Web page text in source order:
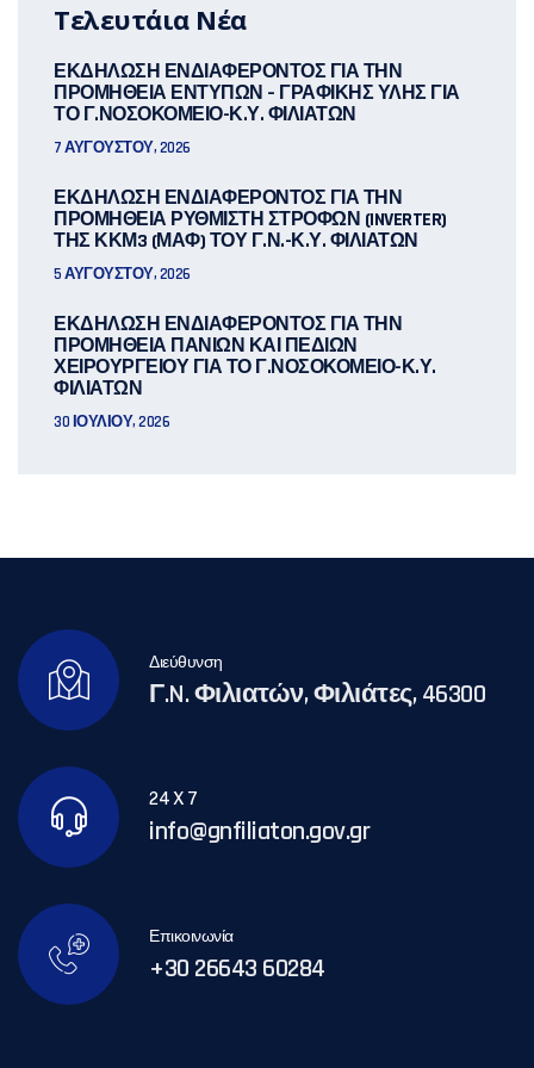
Τελευτάια Νέα
ΕΚΔΗΛΩΣΗ ΕΝΔΙΑΦΕΡΟΝΤΟΣ ΓΙΑ ΤΗΝ
ΠΡΟΜΗΘΕΙΑ ΕΝΤΥΠΩΝ – ΓΡΑΦΙΚΗΣ ΥΛΗΣ ΓΙΑ
ΤΟ Γ.ΝΟΣΟΚΟΜΕΙΟ-Κ.Υ. ΦΙΛΙΑΤΩΝ
7 ΑΥΓΟΎΣΤΟΥ, 2026
ΕΚΔΗΛΩΣΗ ΕΝΔΙΑΦΕΡΟΝΤΟΣ ΓΙΑ ΤΗΝ
ΠΡΟΜΗΘΕΙΑ ΡΥΘΜΙΣΤΗ ΣΤΡΟΦΩΝ (INVERTER)
ΤΗΣ ΚΚΜ3 (ΜΑΦ) ΤΟΥ Γ.Ν.-Κ.Υ. ΦΙΛΙΑΤΩΝ
5 ΑΥΓΟΎΣΤΟΥ, 2026
ΕΚΔΗΛΩΣΗ ΕΝΔΙΑΦΕΡΟΝΤΟΣ ΓΙΑ ΤΗΝ
ΠΡΟΜΗΘΕΙΑ ΠΑΝΙΩΝ ΚΑΙ ΠΕΔΙΩΝ
ΧΕΙΡΟΥΡΓΕΙΟΥ ΓΙΑ ΤΟ Γ.ΝΟΣΟΚΟΜΕΙΟ-Κ.Υ.
ΦΙΛΙΑΤΩΝ
30 ΙΟΥΛΊΟΥ, 2026
Διεύθυνση
Γ.N. Φιλιατών, Φιλιάτες, 46300
24 X 7
info@gnfiliaton.gov.gr
Επικοινωνία
+30 26643 60284